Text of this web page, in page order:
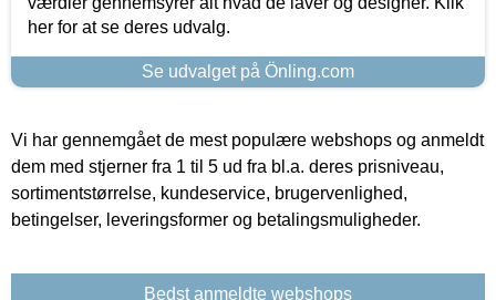
her for at se deres udvalg.
Se udvalget på Önling.com
Vi har gennemgået de mest populære webshops og anmeldt
dem med stjerner fra 1 til 5 ud fra bl.a. deres prisniveau,
sortimentstørrelse, kundeservice, brugervenlighed,
betingelser, leveringsformer og betalingsmuligheder.
Bedst anmeldte webshops